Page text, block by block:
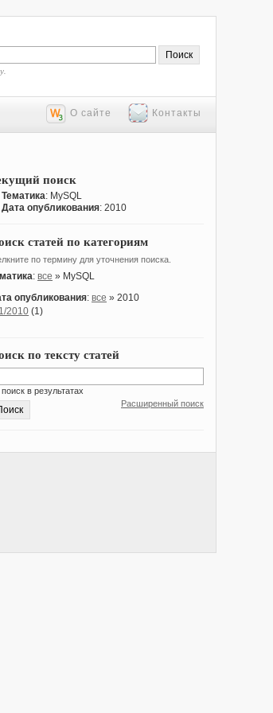
О сайте Контакты
поиск
Тематика: MySQL
Дата опубликования: 2010
статей по категориям
по термину для уточнения поиска.
: все » MySQL
опубликования: все » 2010
2010 (1)
по тексту статей
поиск в результатах
Расширенный поиск